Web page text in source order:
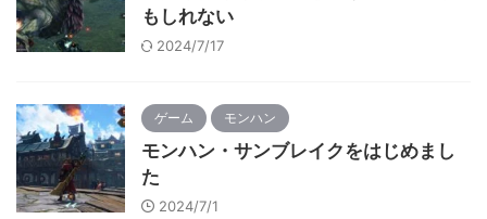
もしれない
2024/7/17
ゲーム モンハン
モンハン・サンブレイクをはじめまし
た
2024/7/1